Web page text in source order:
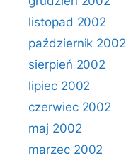
listopad 2002
październik 2002
sierpień 2002
lipiec 2002
czerwiec 2002
maj 2002
marzec 2002